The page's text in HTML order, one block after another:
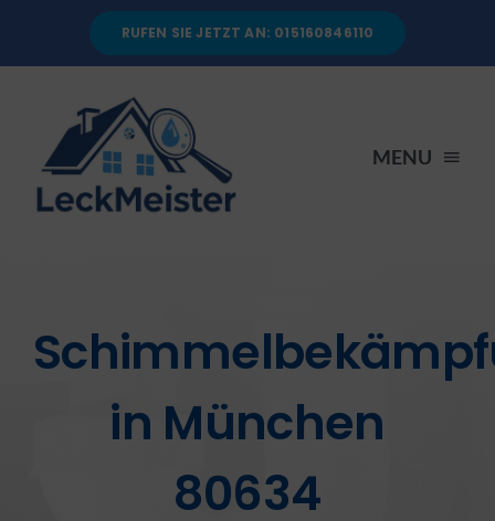
RUFEN SIE JETZT AN: 015160846110
MENU
in München
80634